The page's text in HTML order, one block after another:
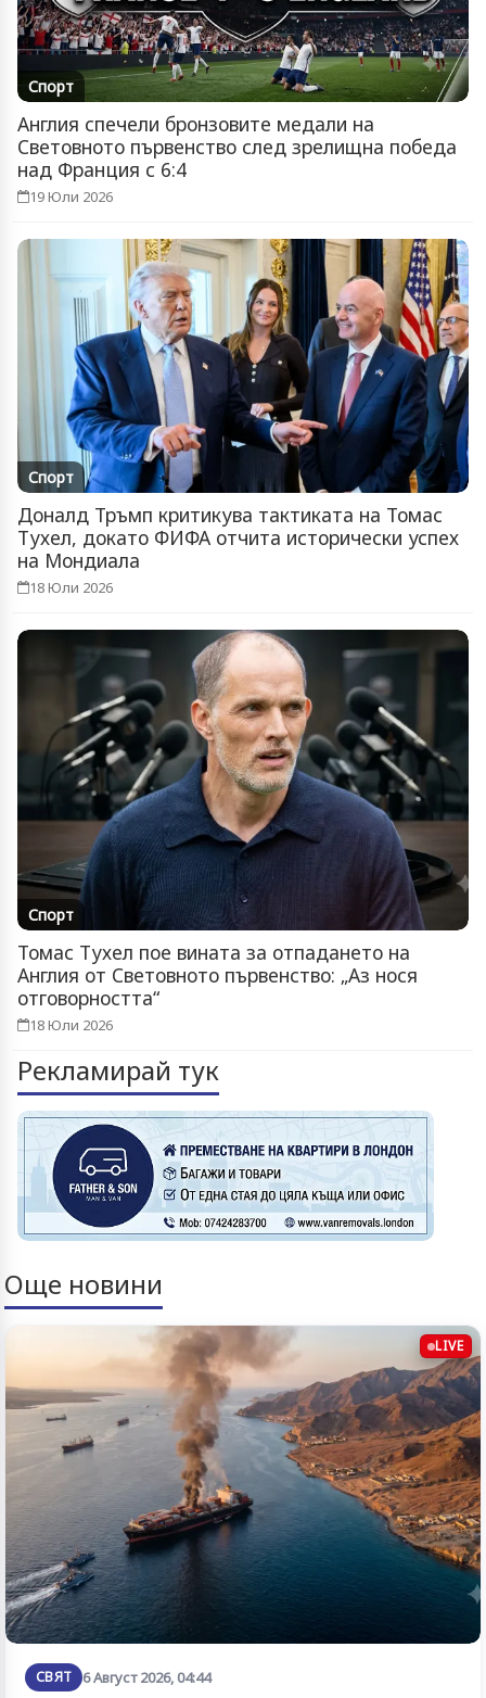
Спорт
Англия спечели бронзовите медали на
Световното първенство след зрелищна победа
над Франция с 6:4
19 Юли 2026
Спорт
Доналд Тръмп критикува тактиката на Томас
Тухел, докато ФИФА отчита исторически успех
на Мондиала
18 Юли 2026
Спорт
Томас Тухел пое вината за отпадането на
Англия от Световното първенство: „Аз нося
отговорността“
18 Юли 2026
Рекламирай тук
Още новини
LIVE
СВЯТ 6 Август 2026, 04:44